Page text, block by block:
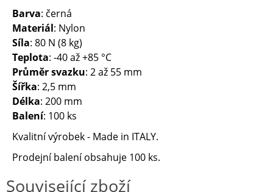
Barva: černá
Materiál: Nylon
Síla: 80 N (8 kg)
Teplota: -40 až +85 °C
Průměr svazku: 2 až 55 mm
Šířka: 2,5 mm
Délka: 200 mm
Balení: 100 ks
Kvalitní výrobek - Made in ITALY.
Prodejní balení obsahuje 100 ks.
Související zboží